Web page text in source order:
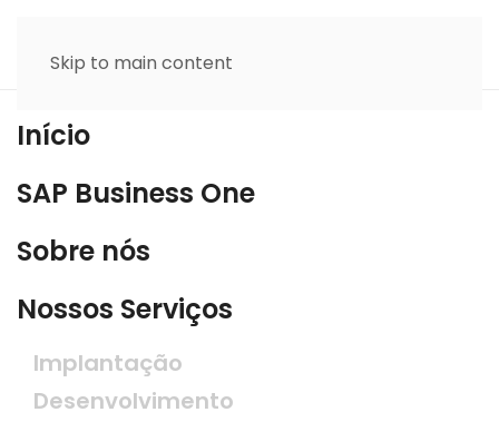
Skip to main content
Início
SAP Business One
Sobre nós
Nossos Serviços
Implantação
Desenvolvimento